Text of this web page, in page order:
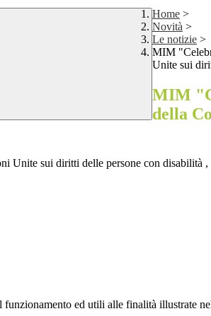
Home >
Novità >
Le notizie >
MIM
Unite sui
MIM
della
Unite sui diritti delle persone con
ed utili alle finalità illustrate